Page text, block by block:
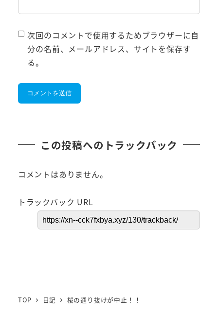
次回のコメントで使用するためブラウザーに自
分の名前、メールアドレス、サイトを保存す
る。
この投稿へのトラックバック
コメントはありません。
トラックバック URL
TOP 日記 桜の通り抜けが中止！！